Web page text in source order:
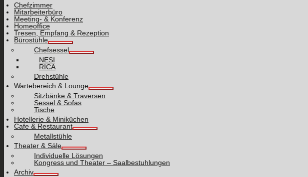
Chefzimmer
Mitarbeiterbüro
Meeting- & Konferenz
Homeoffice
Tresen, Empfang & Rezeption
Bürostühle
Chefsessel
NESI
RICA
Drehstühle
Wartebereich & Lounge
Sitzbänke & Traversen
Sessel & Sofas
Tische
Hotellerie & Miniküchen
Cafe & Restaurant
Metallstühle
Theater & Säle
Individuelle Lösungen
Kongress und Theater – Saalbestuhlungen
Archiv